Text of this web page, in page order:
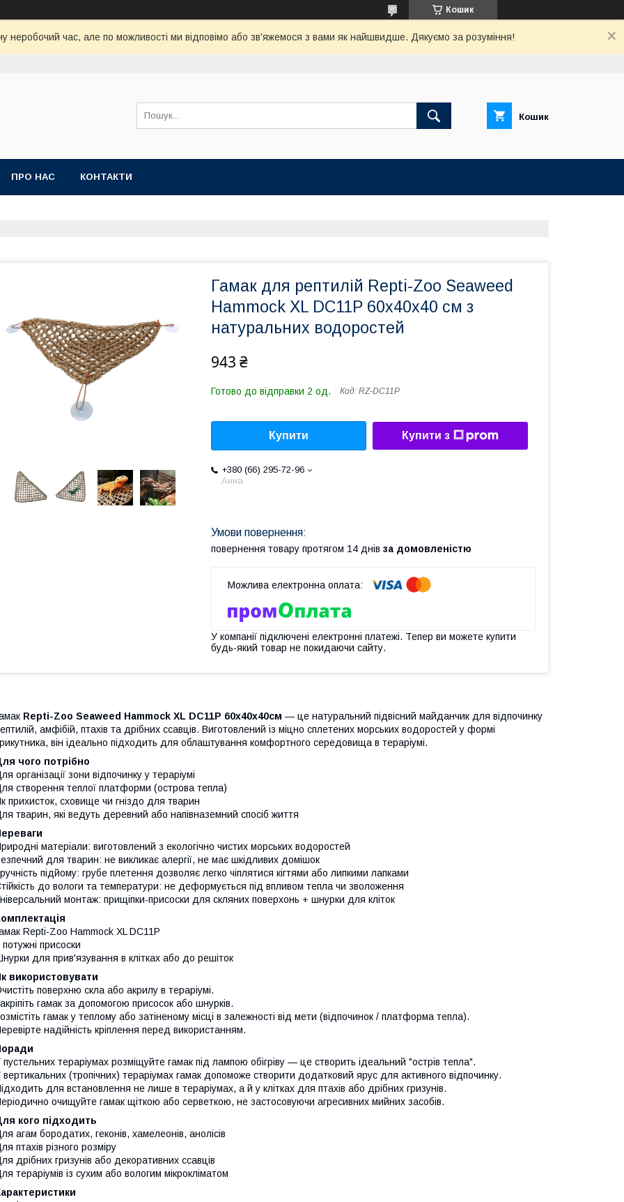
Кошик
неробочий час, але по можливості ми відповімо або зв'яжемося з вами як найшвидше. Дякуємо за розуміння!
Кошик
ПРО НАС КОНТАКТИ
Гамак для рептилій Repti-Zoo Seaweed
Hammock XL DC11P 60x40x40 см з
натуральних водоростей
943 ₴
Готово до відправки 2 од. Код: RZ-DC11P
Купити Купити з
+380 (66) 295-72-96
Анна
повернення товару протягом 14 днів за домовленістю
У компанії підключені електронні платежі. Тепер ви можете купити
будь-який товар не покидаючи сайту.
Repti-Zoo Seaweed Hammock XL DC11P 60x40x40см — це натуральний підвісний майданчик для відпочинку
амфібій, птахів та дрібних ссавців. Виготовлений із міцно сплетених морських водоростей у формі
він ідеально підходить для облаштування комфортного середовища в тераріумі.
чого потрібно
організації зони відпочинку у тераріумі
створення теплої платформи (острова тепла)
прихисток, сховище чи гніздо для тварин
тварин, які ведуть деревний або напівназемний спосіб життя
матеріали: виготовлений з екологічно чистих морських водоростей
для тварин: не викликає алергії, не має шкідливих домішок
підйому: грубе плетення дозволяє легко чіплятися кігтями або липкими лапками
до вологи та температури: не деформується під впливом тепла чи зволоження
монтаж: прищіпки-присоски для скляних поверхонь + шнурки для кліток
Repti-Zoo Hammock XL DC11P
потужні присоски
для прив'язування в клітках або до решіток
використовувати
поверхню скла або акрилу в тераріумі.
гамак за допомогою присосок або шнурків.
гамак у теплому або затіненому місці в залежності від мети (відпочинок / платформа тепла).
надійність кріплення перед використанням.
пустельних тераріумах розміщуйте гамак під лампою обігріву — це створить ідеальний "острів тепла".
вертикальних (тропічних) тераріумах гамак допоможе створити додатковий ярус для активного відпочинку.
для встановлення не лише в тераріумах, а й у клітках для птахів або дрібних гризунів.
очищуйте гамак щіткою або серветкою, не застосовуючи агресивних мийних засобів.
кого підходить
агам бородатих, геконів, хамелеонів, анолісів
птахів різного розміру
дрібних гризунів або декоративних ссавців
тераріумів із сухим або вологим мікрокліматом